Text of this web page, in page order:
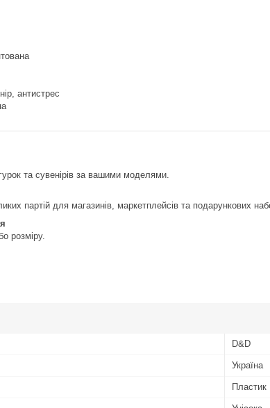
антистрес
та сувенірів за вашими моделями.
партій для магазинів, маркетплейсів та подарункових
розміру.
D&D
Україна
Пластик